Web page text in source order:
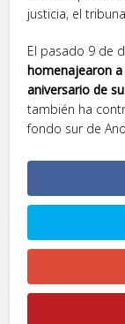
justicia, el
El pasado 9 de
homenajearon
aniversario de
también ha
fondo sur de